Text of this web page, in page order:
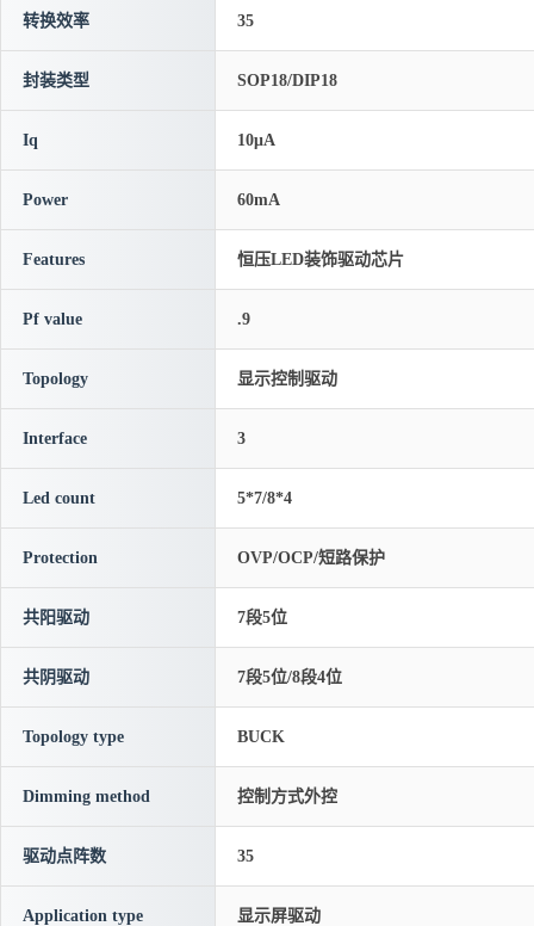
转换效率 35
封装类型 SOP18/DIP18
Iq 10μA
Power 60mA
Features 恒压LED装饰驱动芯片
Pf value .9
Topology 显示控制驱动
Interface 3
Led count 5*7/8*4
Protection OVP/OCP/短路保护
共阳驱动 7段5位
共阴驱动 7段5位/8段4位
Topology type BUCK
Dimming method 控制方式外控
驱动点阵数 35
Application type 显示屏驱动